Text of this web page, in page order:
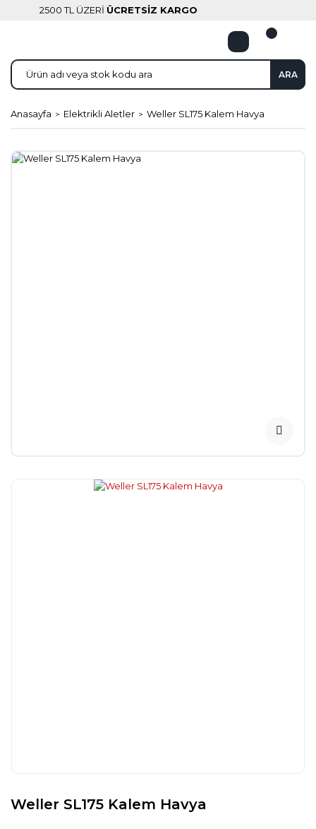
2500 TL ÜZERİ ÜCRETSİZ KARGO
ARA
Anasayfa Elektrikli Aletler Weller SL175 Kalem Havya
Weller SL175 Kalem Havya